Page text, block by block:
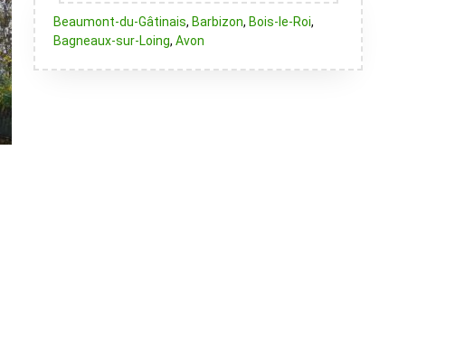
Beaumont-du-Gâtinais, Barbizon, Bois-le-Roi,
Bagneaux-sur-Loing, Avon